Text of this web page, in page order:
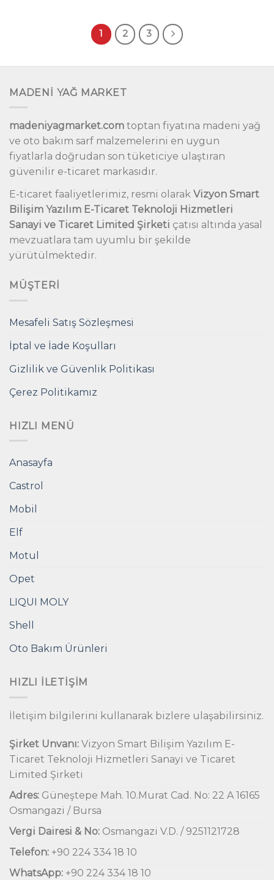
1 2 3
MADENİ YAĞ MARKET
madeniyagmarket.com toptan fiyatına madeni yağ
ve oto bakım sarf malzemelerini en uygun
fiyatlarla doğrudan son tüketiciye ulaştıran
güvenilir e-ticaret markasıdır.
E-ticaret faaliyetlerimiz, resmi olarak Vizyon Smart
Bilişim Yazılım E-Ticaret Teknoloji Hizmetleri
Sanayi ve Ticaret Limited Şirketi çatısı altında yasal
mevzuatlara tam uyumlu bir şekilde
yürütülmektedir.
MÜŞTERI
Mesafeli Satış Sözleşmesi
İptal ve İade Koşulları
Gizlilik ve Güvenlik Politikası
Çerez Politikamız
HIZLI MENÜ
Anasayfa
Castrol
Mobil
Elf
Motul
Opet
LIQUI MOLY
Shell
Oto Bakım Ürünleri
HIZLI İLETIŞIM
İletişim bilgilerini kullanarak bizlere ulaşabilirsiniz.
Şirket Unvanı: Vizyon Smart Bilişim Yazılım E-
Ticaret Teknoloji Hizmetleri Sanayi ve Ticaret
Limited Şirketi
Adres: Güneştepe Mah. 10.Murat Cad. No: 22 A 16165
Osmangazi / Bursa
Vergi Dairesi & No: Osmangazi V.D. / 9251121728
Telefon: +90 224 334 18 10
WhatsApp: +90 224 334 18 10